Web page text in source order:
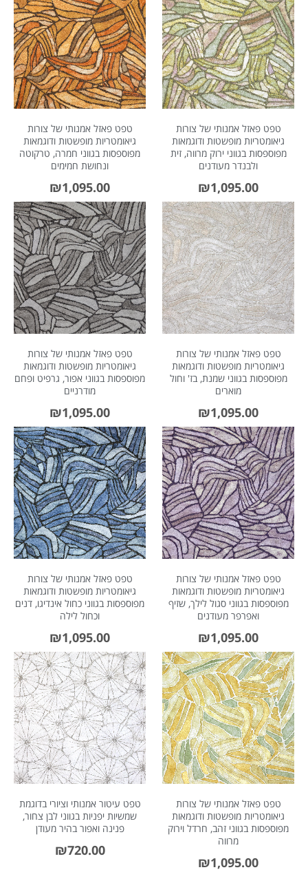
About Envato
Careers
Privacy Policy
Sitemap
Community
Blog
Forums
Meetups
טפט פאזל אמנותי של צורות
גיאומטריות מופשטות ודוגמאות
מפוספסות בגווני ירוק מרווה, זית
ולבנדר מעודנים
₪1,095.00
טפט פאזל אמנותי של צורות
גיאומטריות מופשטות ודוגמאות
מפוספסות בגווני חמרה, טרקוטה
ונחושת חמימים
₪1,095.00
טפט פאזל אמנותי של צורות
גיאומטריות מופשטות ודוגמאות
מפוספסות בגווני שמנת, בז' וחול
מוארים
₪1,095.00
טפט פאזל אמנותי של צורות
גיאומטריות מופשטות ודוגמאות
מפוספסות בגווני אפור, גרפיט ופחם
מודרניים
₪1,095.00
טפט פאזל אמנותי של צורות
גיאומטריות מופשטות ודוגמאות
מפוספסות בגווני סגול לילך, שזיף
ואפרפר מעודנים
₪1,095.00
טפט פאזל אמנותי של צורות
גיאומטריות מופשטות ודוגמאות
מפוספסות בגווני כחול אינדיגו, דנים
וכחול לילה
₪1,095.00
טפט פאזל אמנותי של צורות
גיאומטריות מופשטות ודוגמאות
מפוספסות בגווני זהב, חרדל וירוק
מרווה
₪1,095.00
טפט עיטור אמנותי וציורי בדוגמת
שמשיות יפניות בגווני לבן צחור,
פנינה ואפור בהיר מעודן
₪720.00